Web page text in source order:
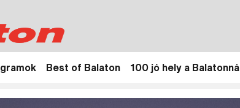
Best of Balaton 100 jó hely a Balatonnál